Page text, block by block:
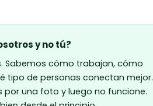
y no tú?
Sabemos cómo trabajan, cómo
tipo de personas conectan mejor.
por una foto y luego no funcione.